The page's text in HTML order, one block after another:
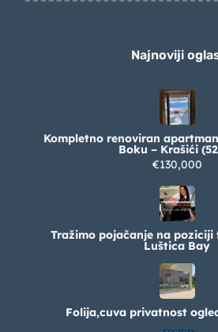
Najnoviji
Kompletno renoviran
Boku – Krašići
€130,000
Tražimo pojačanje na
Luštica Bay
Folija,cuva privatnost